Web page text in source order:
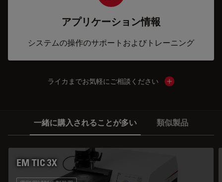
アプリケーション情報
システムの操作のサポートおよびトレーニング
ライカまでお気軽にご相談ください Show local
一緒に購入されることが多い 類似製品
EM TIC 3X